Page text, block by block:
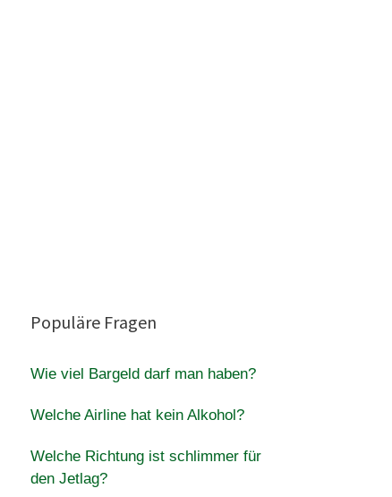
Populäre Fragen
Wie viel Bargeld darf man haben?
Welche Airline hat kein Alkohol?
Welche Richtung ist schlimmer für
den Jetlag?